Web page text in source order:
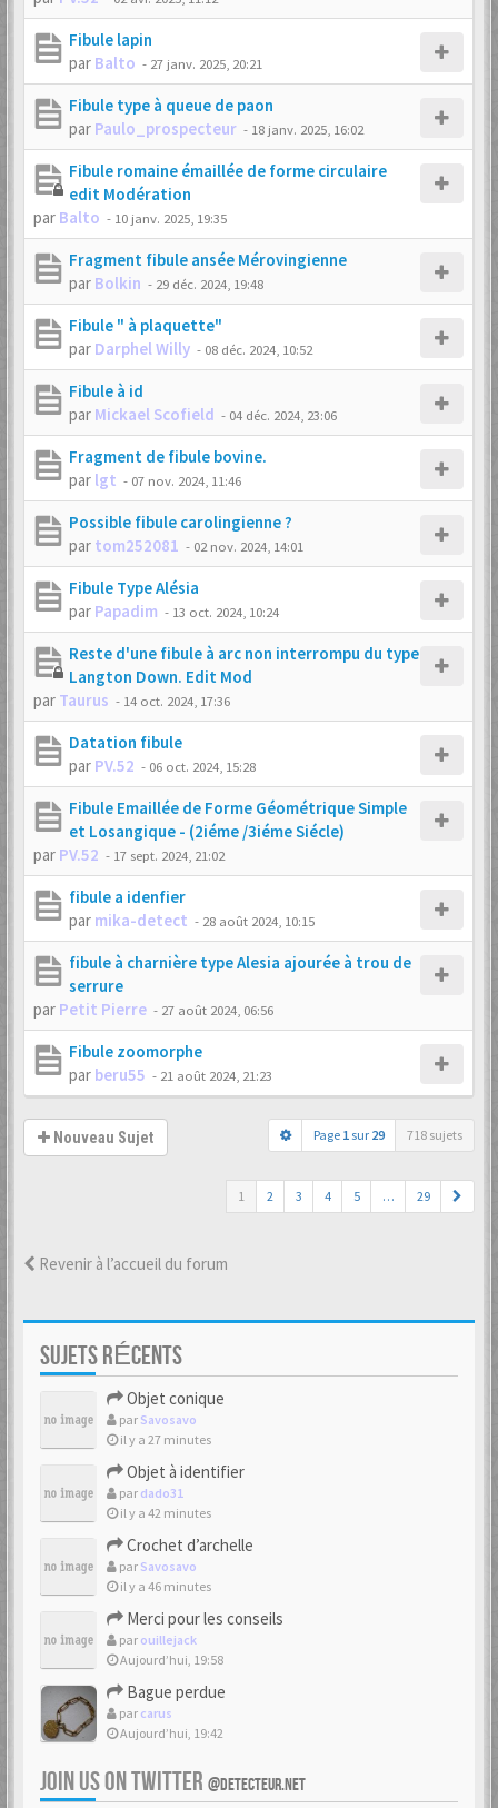
Fibule lapin
par Balto - 27 janv. 2025, 20:21
Fibule type à queue de paon
par Paulo_prospecteur - 18 janv. 2025, 16:02
Fibule romaine émaillée de forme circulaire
edit Modération
par Balto - 10 janv. 2025, 19:35
Fragment fibule ansée Mérovingienne
par Bolkin - 29 déc. 2024, 19:48
Fibule " à plaquette"
par Darphel Willy - 08 déc. 2024, 10:52
Fibule à id
par Mickael Scofield - 04 déc. 2024, 23:06
Fragment de fibule bovine.
par lgt - 07 nov. 2024, 11:46
Possible fibule carolingienne ?
par tom252081 - 02 nov. 2024, 14:01
Fibule Type Alésia
par Papadim - 13 oct. 2024, 10:24
Reste d'une fibule à arc non interrompu du type
Langton Down. Edit Mod
par Taurus - 14 oct. 2024, 17:36
Datation fibule
par PV.52 - 06 oct. 2024, 15:28
Fibule Emaillée de Forme Géométrique Simple
et Losangique - (2iéme /3iéme Siécle)
par PV.52 - 17 sept. 2024, 21:02
fibule a idenfier
par mika-detect - 28 août 2024, 10:15
fibule à charnière type Alesia ajourée à trou de
serrure
par Petit Pierre - 27 août 2024, 06:56
Fibule zoomorphe
par beru55 - 21 août 2024, 21:23
Nouveau Sujet Page 1 sur 29 718 sujets
1 2 3 4 5 … 29
Revenir à l’accueil du forum
SUJETS RÉCENTS
Objet conique
par Savosavo
il y a 27 minutes
Objet à identifier
par dado31
il y a 42 minutes
Crochet d’archelle
par Savosavo
il y a 46 minutes
Merci pour les conseils
par ouillejack
Aujourd’hui, 19:58
Bague perdue
par carus
Aujourd’hui, 19:42
JOIN US ON TWITTER @DETECTEUR.NET